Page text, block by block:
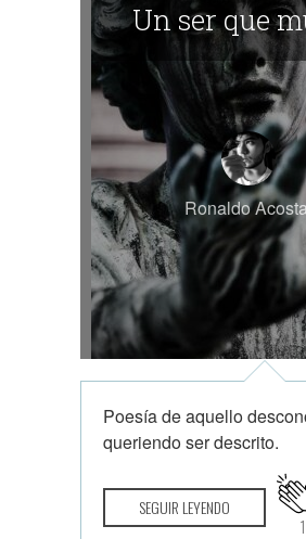
Un ser que
Ronaldo
Poesía de aquello
queriendo ser descrito.
SEGUIR LEYENDO
1